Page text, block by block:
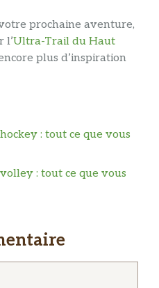
prochaine aventure,
l’Ultra-Trail du Haut
plus d’inspiration
: tout ce que vous
: tout ce que vous